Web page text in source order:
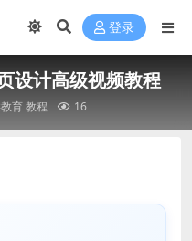
登录
设计高级视频教程
育 教程 16